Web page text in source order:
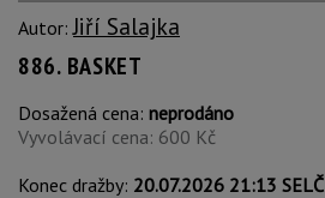
Autor:Jiří Salajka
886. BASKET
Dosažená cena: neprodáno
Vyvolávací cena: 600 Kč
Konec dražby: 20.07.2026 21:13 SELČ